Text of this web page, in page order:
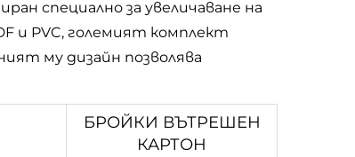
специално за увеличаване на
и PVC, големият комплект
му дизайн позволява
БРОЙКИ ВЪТРЕШЕН
КАРТОН